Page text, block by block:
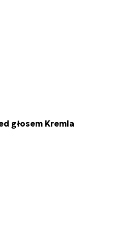
głosem Kremla